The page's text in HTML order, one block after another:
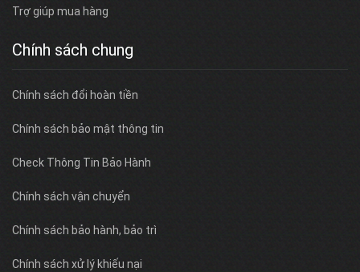
Trợ giúp mua hàng
Chính sách chung
Chính sách đổi hoàn tiền
Chính sách bảo mật thông tin
Check Thông Tin Bảo Hành
Chính sách vận chuyển
Chính sách bảo hành, bảo trì
Chính sách xử lý khiếu nại